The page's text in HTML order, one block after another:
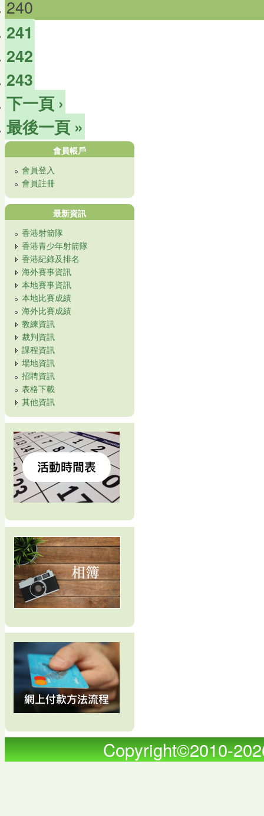
240
241
242
243
下一頁 ›
最後一頁 »
會員帳戶
會員登入
會員註冊
最新資訊
香港射箭隊
香港青少年射箭隊
香港紀錄及排名
海外賽事資訊
本地賽事資訊
本地比賽成績
海外比賽成績
教練資訊
裁判資訊
課程資訊
場地資訊
招聘資訊
表格下載
其他資訊
Copyright©2010-